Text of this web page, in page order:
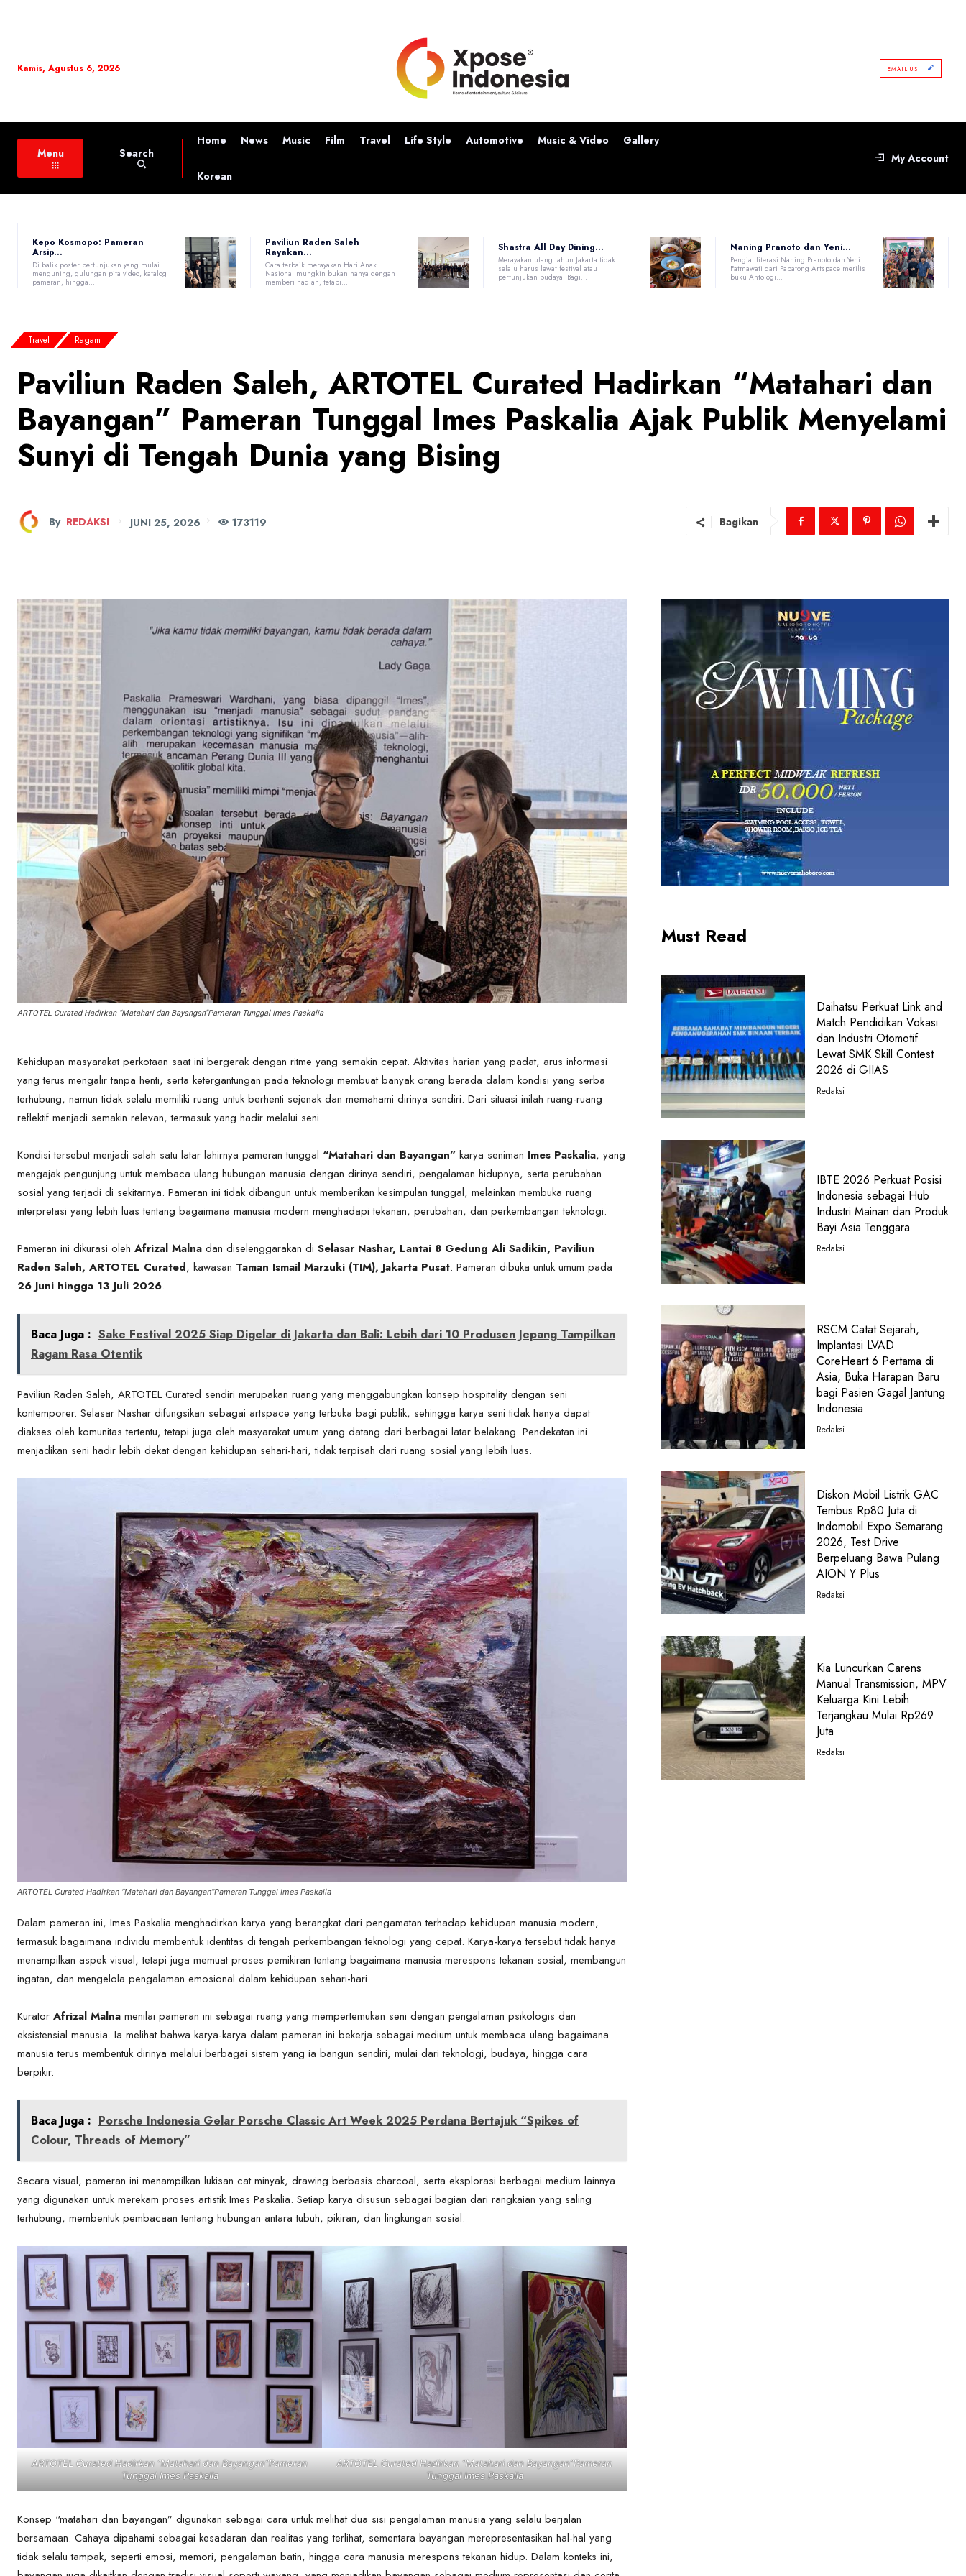
Kamis, Agustus 6, 2026 EMAIL US
Menu Search
Home News Music Film Travel Life Style Automotive Music & Video Gallery
Korean
My Account
Kepo Kosmopo: Pameran
Arsip...
Di balik poster pertunjukan yang mulai
menguning, gulungan pita video, katalog
pameran, hingga...
Paviliun Raden Saleh
Rayakan...
Cara terbaik merayakan Hari Anak
Nasional mungkin bukan hanya dengan
memberi hadiah, tetapi...
Shastra All Day Dining...
Merayakan ulang tahun Jakarta tidak
selalu harus lewat festival atau
pertunjukan budaya. Bagi...
Naning Pranoto dan Yeni...
Pengiat literasi Naning Pranoto dan Yeni
Fatmawati dari Papatong Artspace merilis
buku Antologi...
Travel Ragam
Paviliun Raden Saleh, ARTOTEL Curated Hadirkan “Matahari dan
Bayangan” Pameran Tunggal Imes Paskalia Ajak Publik Menyelami
Sunyi di Tengah Dunia yang Bising
By REDAKSI JUNI 25, 2026 173119 Bagikan
ARTOTEL Curated Hadirkan “Matahari dan Bayangan”Pameran Tunggal Imes Paskalia
Kehidupan masyarakat perkotaan saat ini bergerak dengan ritme yang semakin cepat. Aktivitas harian yang padat, arus informasi
yang terus mengalir tanpa henti, serta ketergantungan pada teknologi membuat banyak orang berada dalam kondisi yang serba
terhubung, namun tidak selalu memiliki ruang untuk berhenti sejenak dan memahami dirinya sendiri. Dari situasi inilah ruang-ruang
reflektif menjadi semakin relevan, termasuk yang hadir melalui seni.
Kondisi tersebut menjadi salah satu latar lahirnya pameran tunggal “Matahari dan Bayangan” karya seniman Imes Paskalia, yang
mengajak pengunjung untuk membaca ulang hubungan manusia dengan dirinya sendiri, pengalaman hidupnya, serta perubahan
sosial yang terjadi di sekitarnya. Pameran ini tidak dibangun untuk memberikan kesimpulan tunggal, melainkan membuka ruang
interpretasi yang lebih luas tentang bagaimana manusia modern menghadapi tekanan, perubahan, dan perkembangan teknologi.
Pameran ini dikurasi oleh Afrizal Malna dan diselenggarakan di Selasar Nashar, Lantai 8 Gedung Ali Sadikin, Paviliun
Raden Saleh, ARTOTEL Curated, kawasan Taman Ismail Marzuki (TIM), Jakarta Pusat. Pameran dibuka untuk umum pada
26 Juni hingga 13 Juli 2026.
Baca Juga : Sake Festival 2025 Siap Digelar di Jakarta dan Bali: Lebih dari 10 Produsen Jepang Tampilkan
Ragam Rasa Otentik
Paviliun Raden Saleh, ARTOTEL Curated sendiri merupakan ruang yang menggabungkan konsep hospitality dengan seni
kontemporer. Selasar Nashar difungsikan sebagai artspace yang terbuka bagi publik, sehingga karya seni tidak hanya dapat
diakses oleh komunitas tertentu, tetapi juga oleh masyarakat umum yang datang dari berbagai latar belakang. Pendekatan ini
menjadikan seni hadir lebih dekat dengan kehidupan sehari-hari, tidak terpisah dari ruang sosial yang lebih luas.
ARTOTEL Curated Hadirkan “Matahari dan Bayangan”Pameran Tunggal Imes Paskalia
Dalam pameran ini, Imes Paskalia menghadirkan karya yang berangkat dari pengamatan terhadap kehidupan manusia modern,
termasuk bagaimana individu membentuk identitas di tengah perkembangan teknologi yang cepat. Karya-karya tersebut tidak hanya
menampilkan aspek visual, tetapi juga memuat proses pemikiran tentang bagaimana manusia merespons tekanan sosial, membangun
ingatan, dan mengelola pengalaman emosional dalam kehidupan sehari-hari.
Kurator Afrizal Malna menilai pameran ini sebagai ruang yang mempertemukan seni dengan pengalaman psikologis dan
eksistensial manusia. Ia melihat bahwa karya-karya dalam pameran ini bekerja sebagai medium untuk membaca ulang bagaimana
manusia terus membentuk dirinya melalui berbagai sistem yang ia bangun sendiri, mulai dari teknologi, budaya, hingga cara
berpikir.
Baca Juga : Porsche Indonesia Gelar Porsche Classic Art Week 2025 Perdana Bertajuk “Spikes of
Colour, Threads of Memory”
Secara visual, pameran ini menampilkan lukisan cat minyak, drawing berbasis charcoal, serta eksplorasi berbagai medium lainnya
yang digunakan untuk merekam proses artistik Imes Paskalia. Setiap karya disusun sebagai bagian dari rangkaian yang saling
terhubung, membentuk pembacaan tentang hubungan antara tubuh, pikiran, dan lingkungan sosial.
ARTOTEL Curated Hadirkan “Matahari dan Bayangan”Pameran
Tunggal Imes Paskalia
ARTOTEL Curated Hadirkan “Matahari dan Bayangan”Pameran
Tunggal Imes Paskalia
Konsep “matahari dan bayangan” digunakan sebagai cara untuk melihat dua sisi pengalaman manusia yang selalu berjalan
bersamaan. Cahaya dipahami sebagai kesadaran dan realitas yang terlihat, sementara bayangan merepresentasikan hal-hal yang
tidak selalu tampak, seperti emosi, memori, pengalaman batin, hingga cara manusia merespons tekanan hidup. Dalam konteks ini,
Must Read
Daihatsu Perkuat Link and
Match Pendidikan Vokasi
dan Industri Otomotif
Lewat SMK Skill Contest
2026 di GIIAS
Redaksi
IBTE 2026 Perkuat Posisi
Indonesia sebagai Hub
Industri Mainan dan Produk
Bayi Asia Tenggara
Redaksi
RSCM Catat Sejarah,
Implantasi LVAD
CoreHeart 6 Pertama di
Asia, Buka Harapan Baru
bagi Pasien Gagal Jantung
Indonesia
Redaksi
Diskon Mobil Listrik GAC
Tembus Rp80 Juta di
Indomobil Expo Semarang
2026, Test Drive
Berpeluang Bawa Pulang
AION Y Plus
Redaksi
Kia Luncurkan Carens
Manual Transmission, MPV
Keluarga Kini Lebih
Terjangkau Mulai Rp269
Juta
Redaksi